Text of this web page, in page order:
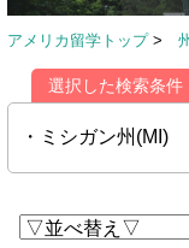
アメリカ留学トップ >
選択した検索条件
・ミシガン州(MI)